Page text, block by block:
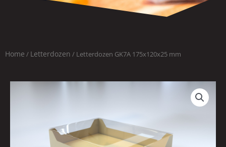
Home / Letterdozen / Letterdozen GK7A 175x120x25 mm